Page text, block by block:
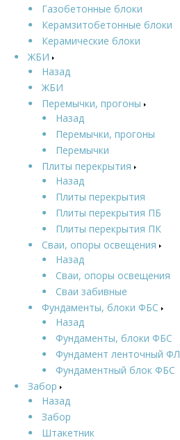
Газобетонные блоки
Керамзитобетонные блоки
Керамические блоки
ЖБИ
Назад
ЖБИ
Перемычки, прогоны
Назад
Перемычки, прогоны
Перемычки
Плиты перекрытия
Назад
Плиты перекрытия
Плиты перекрытия ПБ
Плиты перекрытия ПК
Сваи, опоры освещения
Назад
Сваи, опоры освещения
Сваи забивные
Фундаменты, блоки ФБС
Назад
Фундаменты, блоки ФБС
Фундамент ленточный ФЛ
Фундаментный блок ФБС
Забор
Назад
Забор
Штакетник